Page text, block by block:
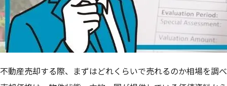
不動産売却する際、まずはどれくらいで売れるのか相場を調